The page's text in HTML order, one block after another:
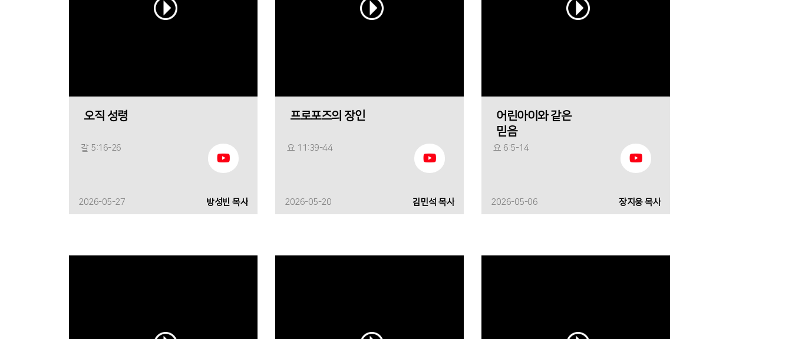
오직 성령
갈 5:16-26
2026-05-27 방성빈 목사
프로포즈의 장인
요 11:39-44
2026-05-20 김민석 목사
어린아이와 같은
믿음
요 6:5-14
2026-05-06 장지웅 목사